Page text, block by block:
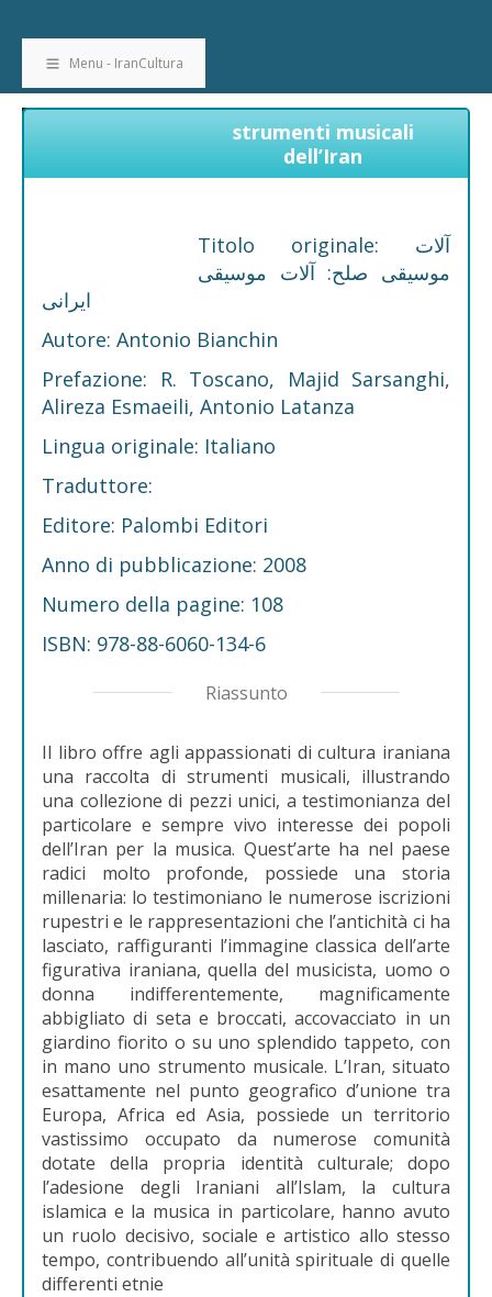
Menu - IranCultura
strumenti musicali
dell’Iran
Titolo originale: آلات
موسیقی صلح: آلات موسیقی
ایرانی
Autore: Antonio Bianchin
Prefazione: R. Toscano, Majid Sarsanghi,
Alireza Esmaeili, Antonio Latanza
Lingua originale: Italiano
Traduttore:
Editore: Palombi Editori
Anno di pubblicazione: 2008
Numero della pagine: 108
ISBN: 978-88-6060-134-6
Riassunto
Il libro offre agli appassionati di cultura iraniana
una raccolta di strumenti musicali, illustrando
una collezione di pezzi unici, a testimonianza del
particolare e sempre vivo interesse dei popoli
dell’Iran per la musica. Quest’arte ha nel paese
radici molto profonde, possiede una storia
millenaria: lo testimoniano le numerose iscrizioni
rupestri e le rappresentazioni che l’antichità ci ha
lasciato, raffiguranti l’immagine classica dell’arte
figurativa iraniana, quella del musicista, uomo o
donna indifferentemente, magnificamente
abbigliato di seta e broccati, accovacciato in un
giardino fiorito o su uno splendido tappeto, con
in mano uno strumento musicale. L’Iran, situato
esattamente nel punto geografico d’unione tra
Europa, Africa ed Asia, possiede un territorio
vastissimo occupato da numerose comunità
dotate della propria identità culturale; dopo
l’adesione degli Iraniani all’Islam, la cultura
islamica e la musica in particolare, hanno avuto
un ruolo decisivo, sociale e artistico allo stesso
tempo, contribuendo all’unità spirituale di quelle
differenti etnie